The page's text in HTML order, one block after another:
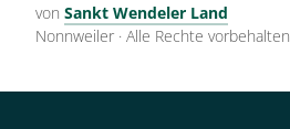
von Sankt Wendeler Land
Nonnweiler · Alle Rechte vorbehalten